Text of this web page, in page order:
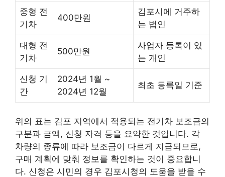
중형 전
기차
400만원
김포시에 거주하
는 법인
대형 전
기차
500만원
사업자 등록이 있
는 개인
신청 기
간
2024년 1월 ~
2024년 12월
최초 등록일 기준
위의 표는 김포 지역에서 적용되는 전기차 보조금의
구분과 금액, 신청 자격 등을 요약한 것입니다. 각
차량의 종류에 따라 보조금이 다르게 지급되므로,
구매 계획에 맞춰 정보를 확인하는 것이 중요합니
다. 신청은 시민의 경우 김포시청의 도움을 받을 수